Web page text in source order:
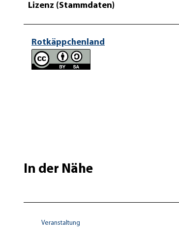
Lizenz (Stammdaten)
Rotkäppchenland
In der Nähe
Veranstaltung